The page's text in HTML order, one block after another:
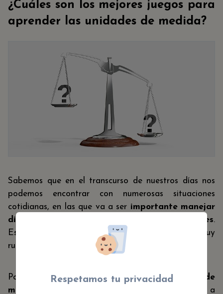
¿Cuáles son los mejores juegos para
aprender las unidades de medida?
Sabemos que en el transcurso de nuestros días nos
podemos encontrar con numerosas situaciones
cotidianas, en las que va a ser importante manejar
diferentes unidades de medida y magnitudes.
Estas situaciones, que pueden llegar a ser muy
rutinarias, requieren de un gran aprendizaje.
Por ello, existen juegos para aprenderunidades de
medida para niños
para que ayuden a los niños a
Respetamos tu privacidad